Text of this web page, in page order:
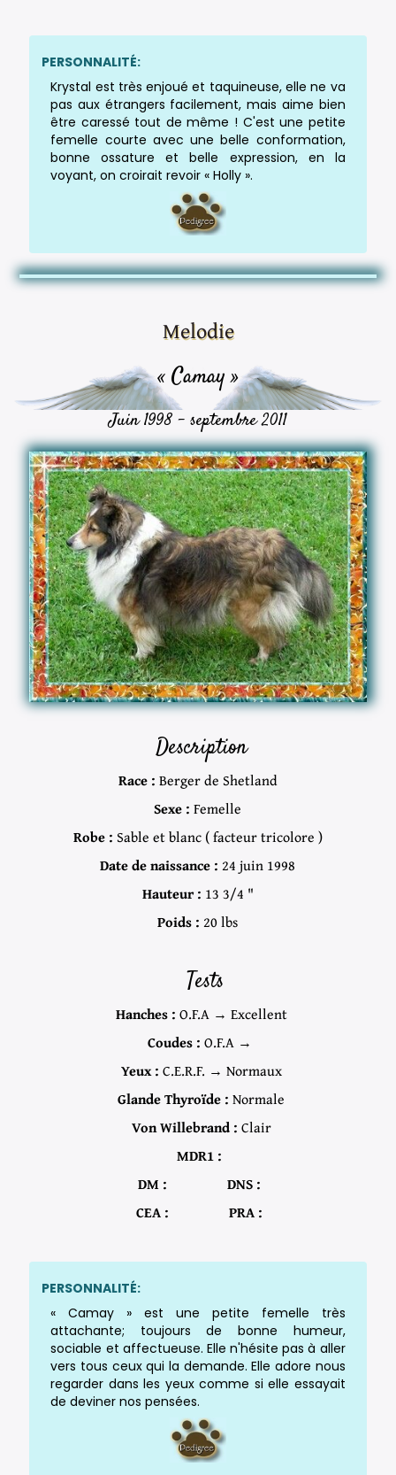
PERSONNALITÉ:
Krystal est très enjoué et taquineuse, elle ne va
pas aux étrangers facilement, mais aime bien
être caressé tout de même ! C'est une petite
femelle courte avec une belle conformation,
bonne ossature et belle expression, en la
voyant, on croirait revoir « Holly ».
Melodie
« Camay »
Juin 1998 - septembre 2011
Description
Race : Berger de Shetland
Sexe : Femelle
Robe : Sable et blanc ( facteur tricolore )
Date de naissance : 24 juin 1998
Hauteur : 13 3/4 "
Poids : 20 lbs
Tests
Hanches : O.F.A → Excellent
Coudes : O.F.A →
Yeux : C.E.R.F. → Normaux
Glande Thyroïde : Normale
Von Willebrand : Clair
MDR1 :
DM :
DNS :
CEA :
PRA :
PERSONNALITÉ:
« Camay » est une petite femelle très
attachante; toujours de bonne humeur,
sociable et affectueuse. Elle n'hésite pas à aller
vers tous ceux qui la demande. Elle adore nous
regarder dans les yeux comme si elle essayait
de deviner nos pensées.